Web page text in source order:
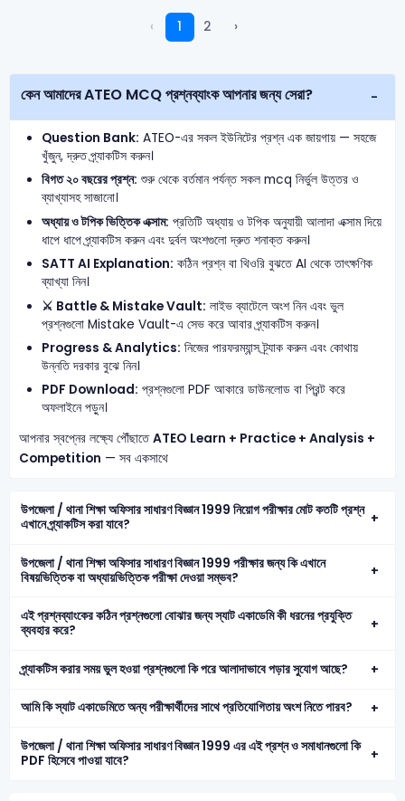
‹ 1 2 ›
কেন আমাদের ATEO MCQ প্রশ্নব্যাংক আপনার জন্য সেরা?
Question Bank: ATEO-এর সকল ইউনিটের প্রশ্ন এক জায়গায় — সহজে
খুঁজুন, দ্রুত প্র্যাকটিস করুন।
বিগত ২০ বছরের প্রশ্ন: শুরু থেকে বর্তমান পর্যন্ত সকল mcq নির্ভুল উত্তর ও
ব্যাখ্যাসহ সাজানো।
অধ্যায় ও টপিক ভিত্তিক এক্সাম: প্রতিটি অধ্যায় ও টপিক অনুযায়ী আলাদা এক্সাম দিয়ে
ধাপে ধাপে প্র্যাকটিস করুন এবং দুর্বল অংশগুলো দ্রুত শনাক্ত করুন।
SATT AI Explanation: কঠিন প্রশ্ন বা থিওরি বুঝতে AI থেকে তাৎক্ষণিক
ব্যাখ্যা নিন।
⚔️ Battle & Mistake Vault: লাইভ ব্যাটেলে অংশ নিন এবং ভুল
প্রশ্নগুলো Mistake Vault-এ সেভ করে আবার প্র্যাকটিস করুন।
Progress & Analytics: নিজের পারফরম্যান্স ট্র্যাক করুন এবং কোথায়
উন্নতি দরকার বুঝে নিন।
PDF Download: প্রশ্নগুলো PDF আকারে ডাউনলোড বা প্রিন্ট করে
অফলাইনে পড়ুন।
আপনার স্বপ্নের লক্ষ্যে পৌঁছাতেATEO Learn + Practice + Analysis +
Competition — সব একসাথে
উপজেলা / থানা শিক্ষা অফিসার সাধারণ বিজ্ঞান 1999 নিয়োগ পরীক্ষার মোট কতটি প্রশ্ন
এখানে প্র্যাকটিস করা যাবে?
উপজেলা / থানা শিক্ষা অফিসার সাধারণ বিজ্ঞান 1999 পরীক্ষার জন্য কি এখানে
বিষয়ভিত্তিক বা অধ্যায়ভিত্তিক পরীক্ষা দেওয়া সম্ভব?
এই প্রশ্নব্যাংকের কঠিন প্রশ্নগুলো বোঝার জন্য স্যাট একাডেমি কী ধরনের প্রযুক্তি
ব্যবহার করে?
প্র্যাকটিস করার সময় ভুল হওয়া প্রশ্নগুলো কি পরে আলাদাভাবে পড়ার সুযোগ আছে?
আমি কি স্যাট একাডেমিতে অন্য পরীক্ষার্থীদের সাথে প্রতিযোগিতায় অংশ নিতে পারব?
উপজেলা / থানা শিক্ষা অফিসার সাধারণ বিজ্ঞান 1999 এর এই প্রশ্ন ও সমাধানগুলো কি
PDF হিসেবে পাওয়া যাবে?